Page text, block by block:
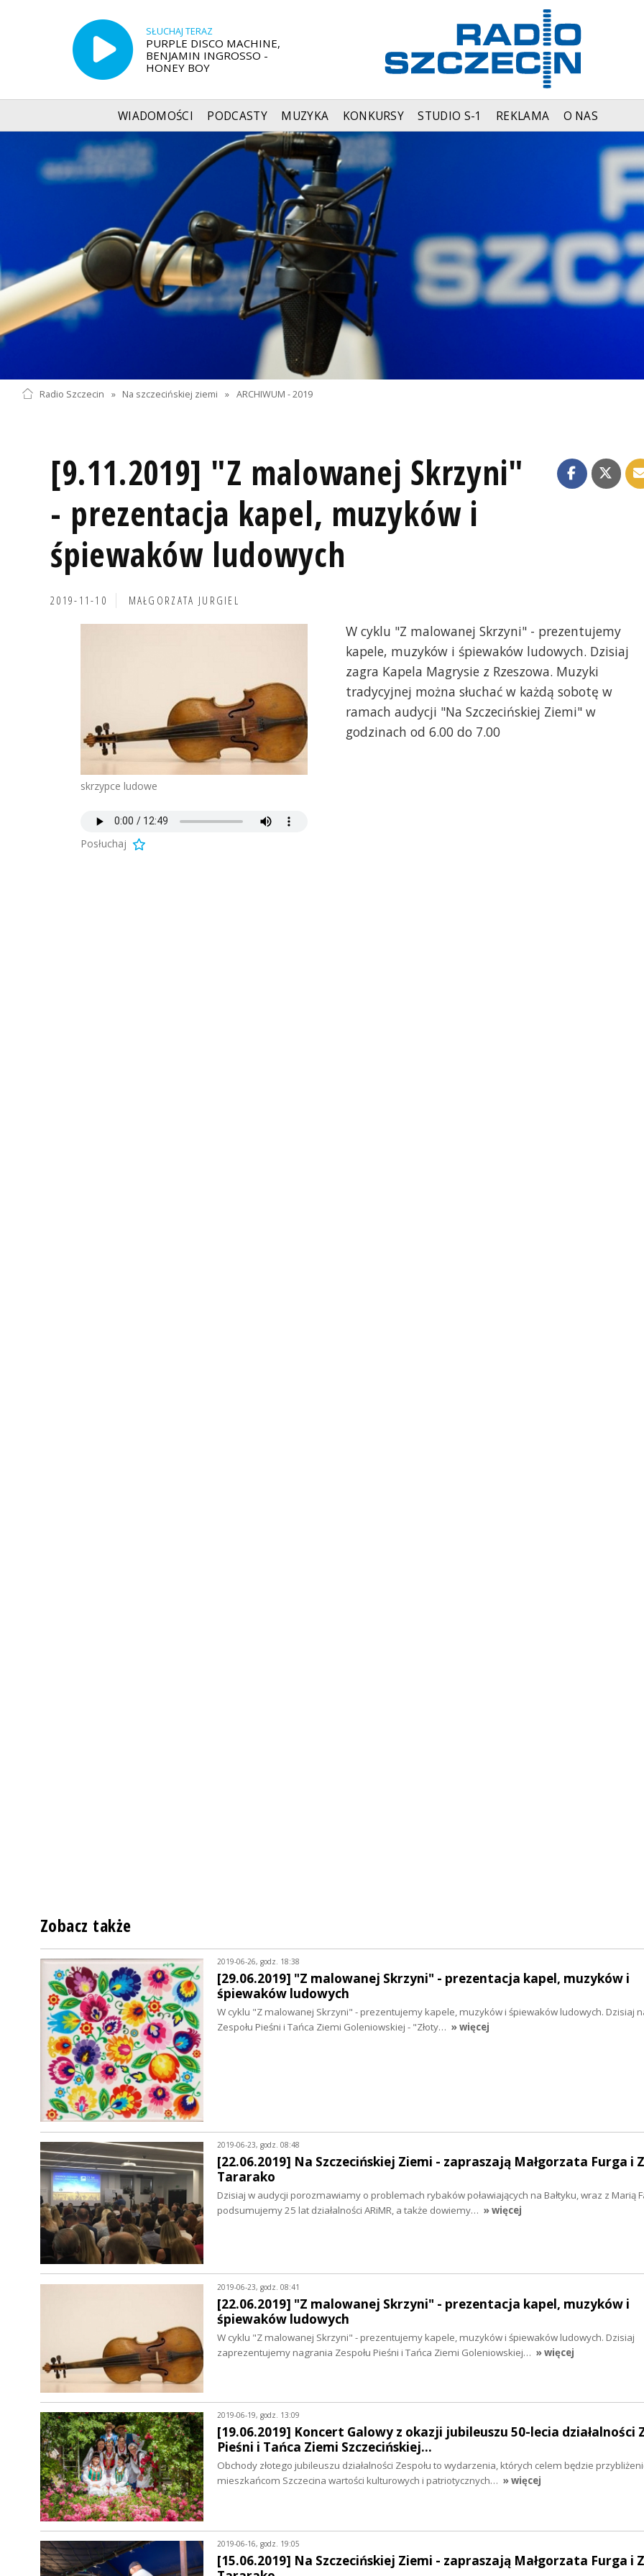
SŁUCHAJ TERAZ
PURPLE DISCO MACHINE,
BENJAMIN INGROSSO -
HONEY BOY
WIADOMOŚCI PODCASTY MUZYKA KONKURSY STUDIO S-1 REKLAMA O NAS
Radio Szczecin » Na szczecińskiej ziemi » ARCHIWUM - 2019
[9.11.2019] "Z malowanej Skrzyni"
- prezentacja kapel, muzyków i
śpiewaków ludowych
2019-11-10 MAŁGORZATA JURGIEL
skrzypce ludowe
Posłuchaj
W cyklu "Z malowanej Skrzyni" - prezentujemy
kapele, muzyków i śpiewaków ludowych. Dzisiaj
zagra Kapela Magrysie z Rzeszowa. Muzyki
tradycyjnej można słuchać w każdą sobotę w
ramach audycji "Na Szczecińskiej Ziemi" w
godzinach od 6.00 do 7.00
Zobacz także
2019-06-26, godz. 18:38
[29.06.2019] "Z malowanej Skrzyni" - prezentacja kapel, muzyków i
śpiewaków ludowych
W cyklu "Z malowanej Skrzyni" - prezentujemy kapele, muzyków i śpiewaków ludowych. Dzisiaj
Zespołu Pieśni i Tańca Ziemi Goleniowskiej - "Złoty… » więcej
2019-06-23, godz. 08:48
[22.06.2019] Na Szczecińskiej Ziemi - zapraszają Małgorzata Furga i
Tararako
Dzisiaj w audycji porozmawiamy o problemach rybaków poławiających na Bałtyku, wraz z Marią
podsumujemy 25 lat działalności ARiMR, a także dowiemy… » więcej
2019-06-23, godz. 08:41
[22.06.2019] "Z malowanej Skrzyni" - prezentacja kapel, muzyków i
śpiewaków ludowych
W cyklu "Z malowanej Skrzyni" - prezentujemy kapele, muzyków i śpiewaków ludowych. Dzisiaj
zaprezentujemy nagrania Zespołu Pieśni i Tańca Ziemi Goleniowskiej… » więcej
2019-06-19, godz. 13:09
[19.06.2019] Koncert Galowy z okazji jubileuszu 50-lecia działalności
Pieśni i Tańca Ziemi Szczecińskiej…
Obchody złotego jubileuszu działalności Zespołu to wydarzenia, których celem będzie
mieszkańcom Szczecina wartości kulturowych i patriotycznych… » więcej
2019-06-16, godz. 19:05
[15.06.2019] Na Szczecińskiej Ziemi - zapraszają Małgorzata Furga i